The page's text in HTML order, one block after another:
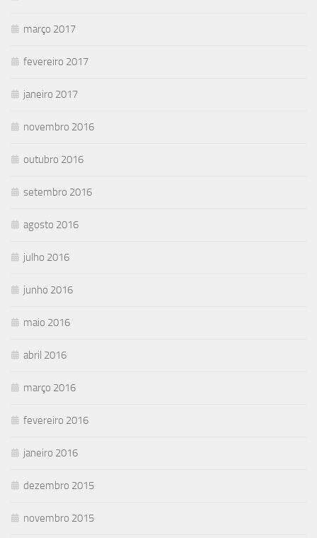
março 2017
fevereiro 2017
janeiro 2017
novembro 2016
outubro 2016
setembro 2016
agosto 2016
julho 2016
junho 2016
maio 2016
abril 2016
março 2016
fevereiro 2016
janeiro 2016
dezembro 2015
novembro 2015